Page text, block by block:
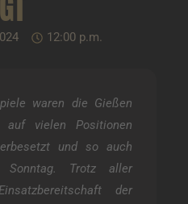
12:00 p.m.
waren die Gießen
auf vielen Positionen
und so auch
Trotz aller
der